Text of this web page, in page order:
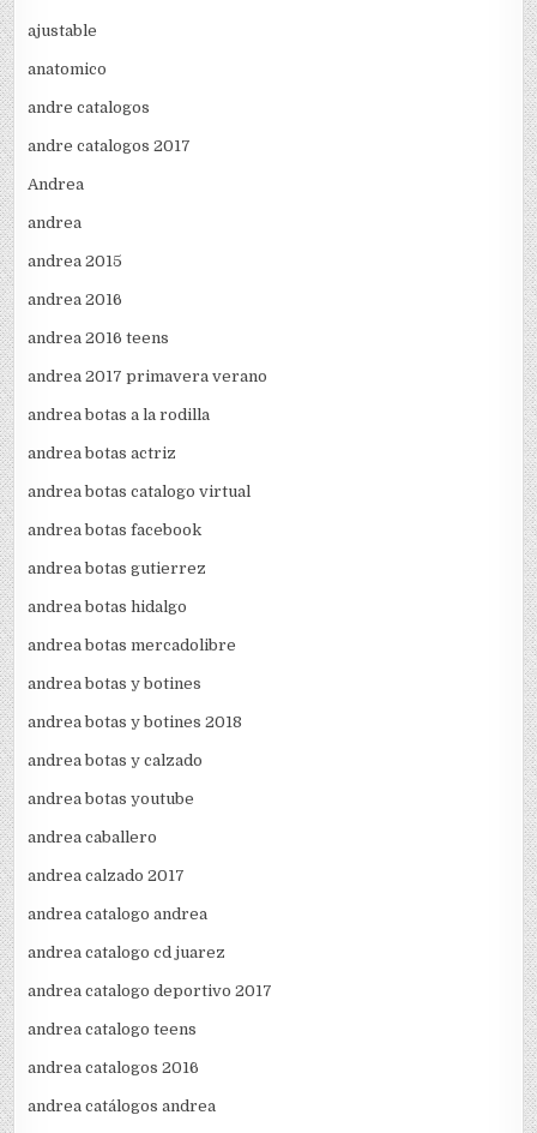
ajustable
anatomico
andre catalogos
andre catalogos 2017
Andrea
andrea
andrea 2015
andrea 2016
andrea 2016 teens
andrea 2017 primavera verano
andrea botas a la rodilla
andrea botas actriz
andrea botas catalogo virtual
andrea botas facebook
andrea botas gutierrez
andrea botas hidalgo
andrea botas mercadolibre
andrea botas y botines
andrea botas y botines 2018
andrea botas y calzado
andrea botas youtube
andrea caballero
andrea calzado 2017
andrea catalogo andrea
andrea catalogo cd juarez
andrea catalogo deportivo 2017
andrea catalogo teens
andrea catalogos 2016
andrea catálogos andrea